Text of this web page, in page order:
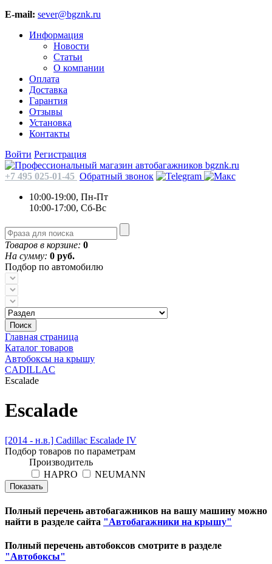
E-mail: sever@bgznk.ru
Информация
Новости
Статьи
О компании
Оплата
Доставка
Гарантия
Отзывы
Установка
Контакты
Войти Регистрация
+7 495 025-01-45 Обратный звонок
10:00-19:00, Пн-Пт
10:00-17:00, Сб-Вс
Товаров в корзине: 0
На сумму: 0 руб.
Подбор по автомобилю
Поиск
Главная страница
Каталог товаров
Автобоксы на крышу
CADILLAC
Escalade
Escalade
[2014 - н.в.] Cadillac Escalade IV
Подбор товаров по параметрам
Производитель
HAPRO
NEUMANN
Полный перечень автобагажников на вашу машину можно
найти в разделе сайта "Автобагажники на крышу"
Полный перечень автобоксов смотрите в разделе
"Автобоксы"